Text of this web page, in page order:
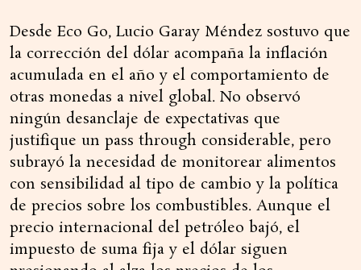
Desde Eco Go, Lucio Garay Méndez sostuvo que
la corrección del dólar acompaña la inflación
acumulada en el año y el comportamiento de
otras monedas a nivel global. No observó
ningún desanclaje de expectativas que
justifique un pass through considerable, pero
subrayó la necesidad de monitorear alimentos
con sensibilidad al tipo de cambio y la política
de precios sobre los combustibles. Aunque el
precio internacional del petróleo bajó, el
impuesto de suma fija y el dólar siguen